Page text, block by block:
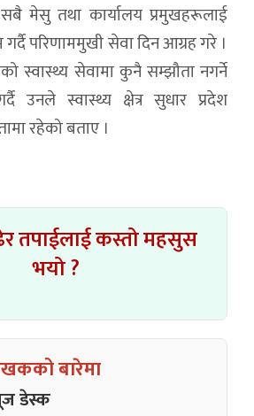
मेसु तथा कार्यालय प्रमुखहरूलाई
गर्दै परिणाममुखी सेवा दिन आग्रह गरे ।
स्वास्थ्य सेवामा कुनै सम्झौता नगर्ने
उनले स्वास्थ्य क्षेत्र सुधार प्रदेश
रहेको बताए ।
तपाईलाई कस्तो महसुस
भयो ?
बारेमा
डेस्क